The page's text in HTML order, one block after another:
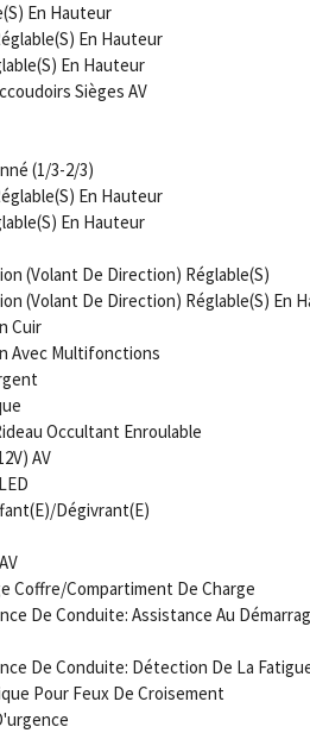
En Hauteur
En Hauteur
En Hauteur
Sièges AV
(1/3-2/3)
En Hauteur
En Hauteur
(Volant De Direction) Réglable(S)
(Volant De Direction) Réglable(S) En
Cuir
Avec Multifonctions
Occultant Enroulable
AV
Dégivrant(E)
Coffre/Compartiment De Charge
De Conduite: Assistance Au
De Conduite: Détection De La
Pour Feux De Croisement